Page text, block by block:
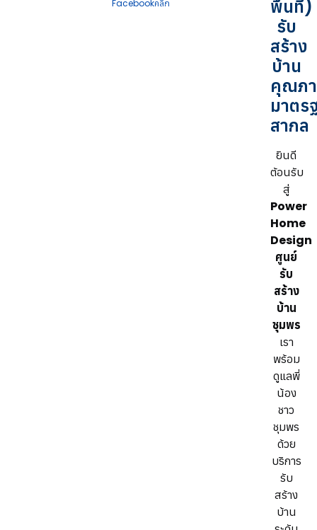
Facebookคลิก
พื้นที่)
รับ
สร้าง
บ้าน
คุณภ
มาตร
สากล
ยินดี
ต้อนรับ
สู่
Power
Home
Design
ศูนย์
รับ
สร้าง
บ้าน
ชุมพร
เรา
พร้อม
ดูแลพี่
น้อง
ชาว
ชุมพร
ด้วย
บริการ
รับ
สร้าง
บ้าน